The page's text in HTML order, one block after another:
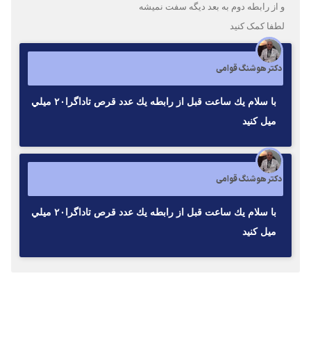
و از رابطه دوم به بعد دیگه سفت نمیشه
لطفا کمک کنید
دکتر هوشنگ قوامی
با سلام يك ساعت قبل از رابطه يك عدد قرص تاداگرا٢٠ ميلي
ميل كنيد
دکتر هوشنگ قوامی
با سلام يك ساعت قبل از رابطه يك عدد قرص تاداگرا٢٠ ميلي
ميل كنيد